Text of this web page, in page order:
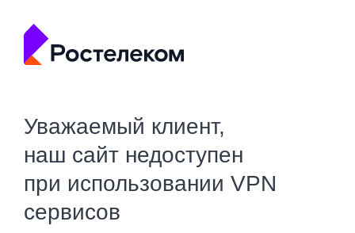
Уважаемый клиент,
наш сайт недоступен
при использовании VPN
сервисов